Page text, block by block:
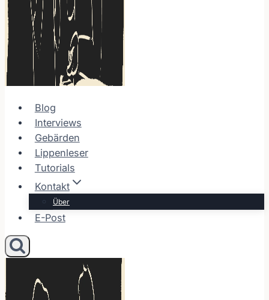
Blog
Interviews
Gebärden
Lippenleser
Tutorials
Kontakt
Über
E-Post